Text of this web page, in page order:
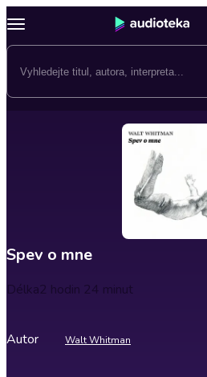
Spev o mne
Délka2 hodin 24 minut
Autor Walt Whitman